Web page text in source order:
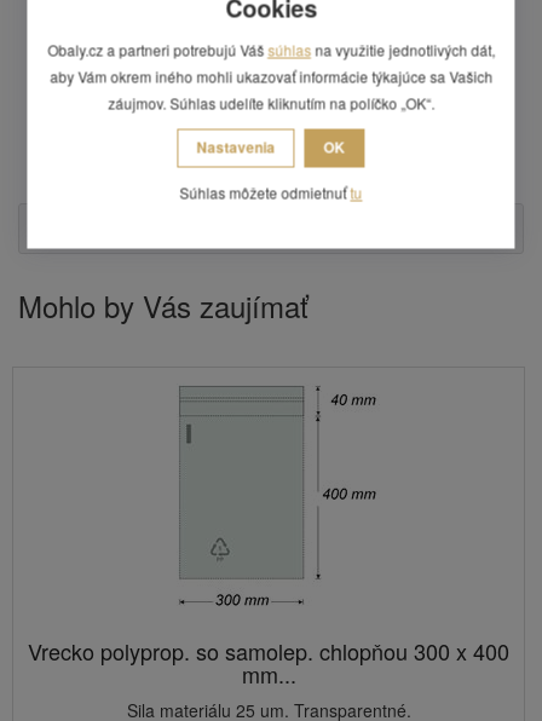
s plochým dnom a samolepiacou chlopňou na uzavretie,
plne recyklovateľný,
balenie obsahuje 100 ks sáčkov,
cena uvedená za 1 balenie,
POZOR: na vrecku je vzduchový otvor, neslúži teda ako
ochrana pred vlhkom!
Mohlo by Vás zaujímať
Vrecko polyprop. so samolep. chlopňou 300 x 400
mm...
Sila materiálu 25 um. Transparentné.
Cookies
Obaly.cz a partneri potrebujú Vášsúhlas na využitie jednotlivých dát,
aby Vám okrem iného mohli ukazovať informácie týkajúce sa Vašich
záujmov. Súhlas udelíte kliknutím na políčko „OK“.
Nastavenia OK
Súhlas môžete odmietnuťtu